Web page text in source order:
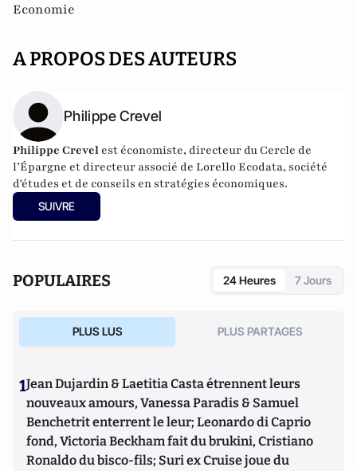
Economie
A PROPOS DES AUTEURS
Philippe Crevel
Philippe Crevel est économiste, directeur du Cercle de
l’Épargne et directeur associé de Lorello Ecodata, société
d'études et de conseils en stratégies économiques.
SUIVRE
POPULAIRES 24 Heures 7 Jours
PLUS LUS PLUS PARTAGES
1Jean Dujardin & Laetitia Casta étrennent leurs
nouveaux amours, Vanessa Paradis & Samuel
Benchetrit enterrent le leur; Leonardo di Caprio
fond, Victoria Beckham fait du brukini, Cristiano
Ronaldo du bisco-fils; Suri ex Cruise joue du